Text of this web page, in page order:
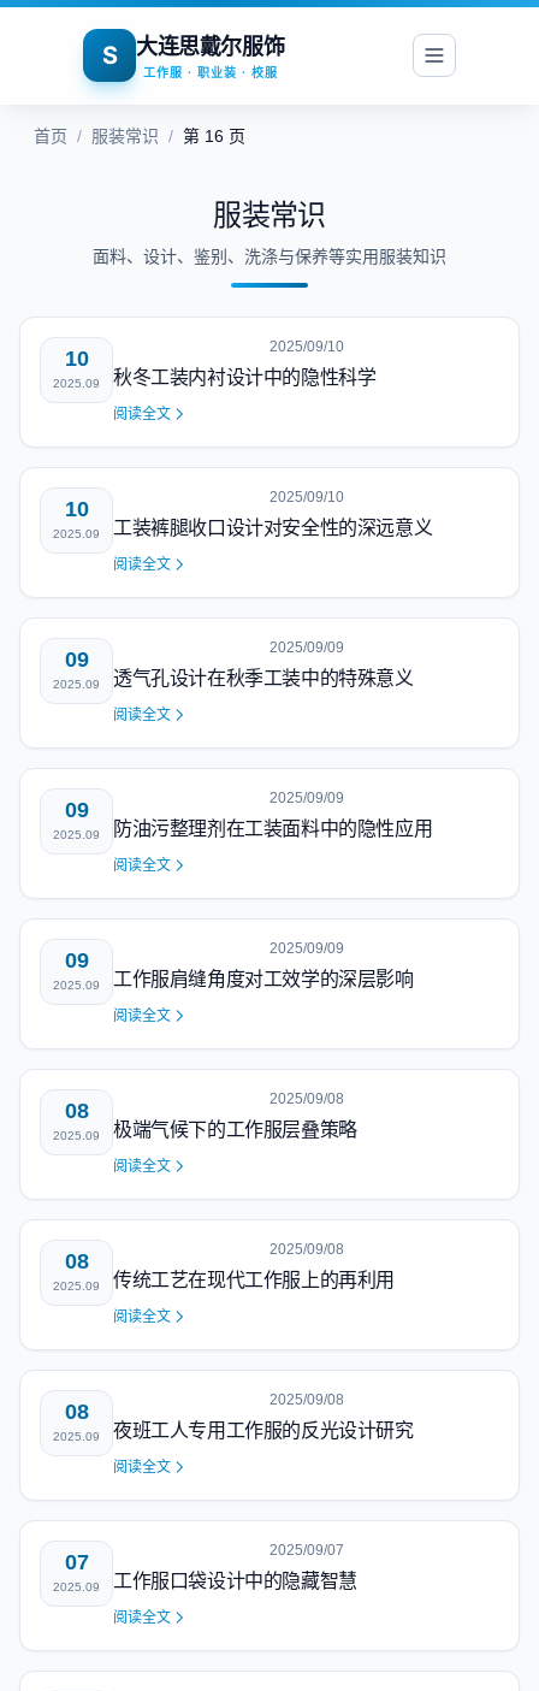
S 大连思戴尔服饰
工作服 · 职业装 · 校服
首页 / 服装常识 / 第 16 页
服装常识
面料、设计、鉴别、洗涤与保养等实用服装知识
10
2025.09
2025/09/10
秋冬工装内衬设计中的隐性科学
阅读全文
10
2025.09
2025/09/10
工装裤腿收口设计对安全性的深远意义
阅读全文
09
2025.09
2025/09/09
透气孔设计在秋季工装中的特殊意义
阅读全文
09
2025.09
2025/09/09
防油污整理剂在工装面料中的隐性应用
阅读全文
09
2025.09
2025/09/09
工作服肩缝角度对工效学的深层影响
阅读全文
08
2025.09
2025/09/08
极端气候下的工作服层叠策略
阅读全文
08
2025.09
2025/09/08
传统工艺在现代工作服上的再利用
阅读全文
08
2025.09
2025/09/08
夜班工人专用工作服的反光设计研究
阅读全文
07
2025.09
2025/09/07
工作服口袋设计中的隐藏智慧
阅读全文